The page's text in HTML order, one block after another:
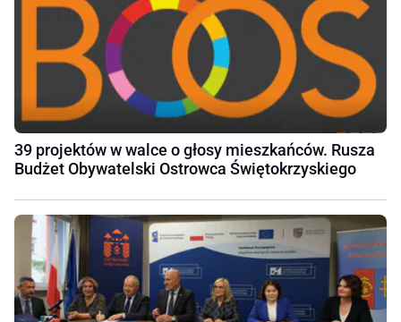
39 projektów w walce o głosy mieszkańców. Rusza
Budżet Obywatelski Ostrowca Świętokrzyskiego